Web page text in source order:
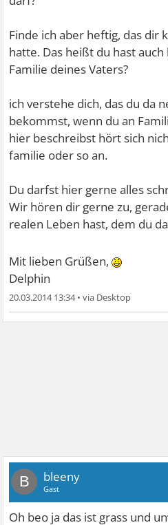
Finde ich aber heftig, das dir
hatte. Das heißt du hast
Familie deines Vaters?
ich verstehe dich, das du da
bekommst, wenn du an
hier beschreibst hört sich
familie oder so an.
Du darfst hier gerne alles
Wir hören dir gerne zu,
realen Leben hast, dem du
Mit lieben Grüßen,
Delphin
20.03.2014 13:34•
B bleeny
Gast
Oh beo ja das ist grass und